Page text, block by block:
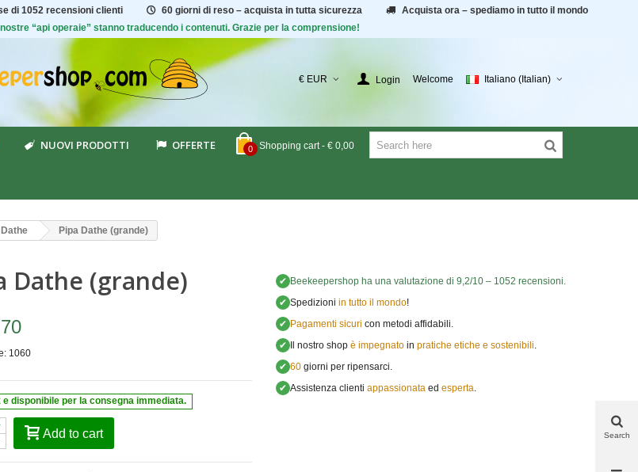
di 1052 recensioni clienti 60 giorni di reso – acquista in tutta sicurezza
Acquista ora – spediamo in tutto il mondo
“api operaie” stanno traducendo i contenuti. Grazie per la comprensione!
€ EUR Login Welcome Italiano (Italian)
0 Shopping cart - € 0,00
NUOVI PRODOTTI OFFERTE
Pipa Dathe (grande)
Dathe (grande)
1060
e disponibile per la consegna immediata.
Add to cart
✔ Beekeepershopha una valutazione di 9,2/10 –1052 recensioni.
✔ Spedizioni in tutto il mondo!
✔ Pagamenti sicuri con metodi affidabili.
✔ Il nostro shop è impegnatoin pratiche etiche e sostenibili.
✔ 60giorni per ripensarci.
✔ Assistenza clienti appassionataed esperta.
Search